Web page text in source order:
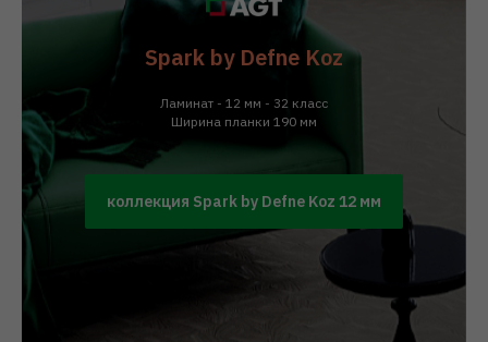
Spark by Defne Koz
Ламинат - 12 мм - 32 класс
Ширина планки 190 мм
коллекция Spark by Defne Koz 12 мм